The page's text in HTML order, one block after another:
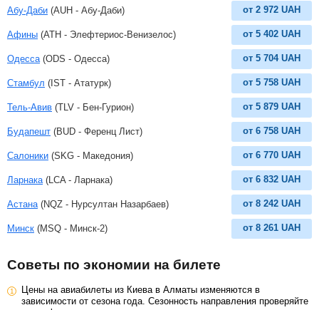
Абу-Даби (AUH - Абу-Даби) от 2 972 UAH
Афины (ATH - Элефтериос-Венизелос) от 5 402 UAH
Одесса (ODS - Одесса) от 5 704 UAH
Стамбул (IST - Ататурк) от 5 758 UAH
Тель-Авив (TLV - Бен-Гурион) от 5 879 UAH
Будапешт (BUD - Ференц Лист) от 6 758 UAH
Салоники (SKG - Македония) от 6 770 UAH
Ларнака (LCA - Ларнака) от 6 832 UAH
Астана (NQZ - Нурсултан Назарбаев) от 8 242 UAH
Минск (MSQ - Минск-2) от 8 261 UAH
Советы по экономии на билете
Цены на авиабилеты из Киева в Алматы изменяются в
зависимости от сезона года. Сезонность направления проверяйте